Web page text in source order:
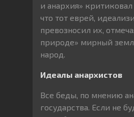
и анархия»
что тот еврей,
превозносил их,
природе» мирный
народ.
Идеалы анархистов
Все беды, по мнению
государства. Если не